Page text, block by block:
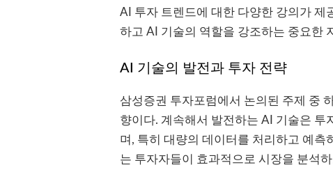
AI 투자 트렌드에 대한 다양한 강의가 제
하고 AI 기술의 역할을 강조하는 중요한
AI 기술의 발전과 투자 전략
삼성증권 투자포럼에서 논의된 주제 중
향이다. 계속해서 발전하는 AI 기술은
며, 특히 대량의 데이터를 처리하고 예측
는 투자자들이 효과적으로 시장을 분석